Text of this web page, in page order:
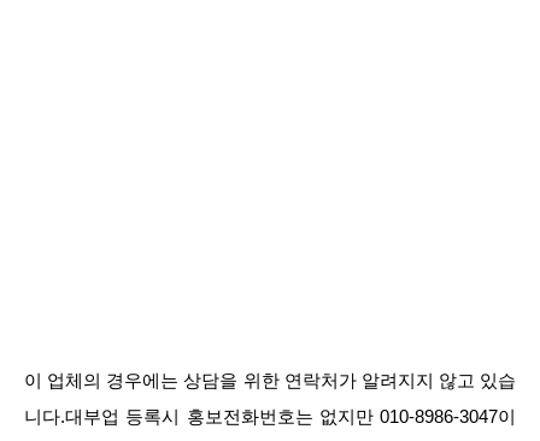
이 업체의 경우에는 상담을 위한 연락처가 알려지지 않고 있습
니다.대부업 등록시 홍보전화번호는 없지만 010-8986-3047이